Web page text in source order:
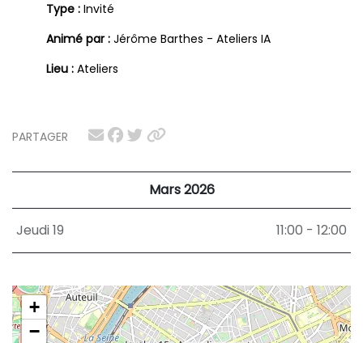
PARTAGER
Mars 2026
Jeudi 19 11:00 - 12:00
+
−
Type : Invité
Animé par : Jérôme Barthes - Ateliers IA
Lieu : Ateliers